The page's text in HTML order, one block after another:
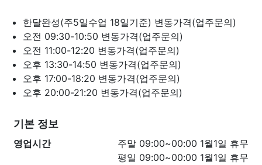
한달완성(주5일수업 18일기준) 변동가격(업주문의)
오전 09:30-10:50 변동가격(업주문의)
오전 11:00-12:20 변동가격(업주문의)
오후 13:30-14:50 변동가격(업주문의)
오후 17:00-18:20 변동가격(업주문의)
오후 20:00-21:20 변동가격(업주문의)
기본 정보
영업시간
주말 09:00~00:00 1월1일 휴무
평일 09:00~00:00 1월1일 휴무